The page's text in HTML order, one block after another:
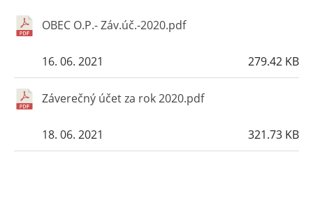
OBEC O.P.- Záv.úč.-2020.pdf
279.42 KB
16. 06. 2021
Záverečný účet za rok 2020.pdf
321.73 KB
18. 06. 2021